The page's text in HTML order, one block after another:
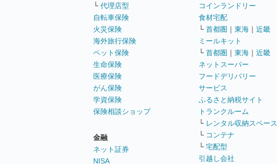
└ 代理店型
自転車保険
火災保険
海外旅行保険
ペット保険
生命保険
医療保険
がん保険
学資保険
保険相談ショップ
金融
ネット証券
NISA
コインランドリー
食材宅配
└ 首都圏 ｜ 東海 ｜ 近畿
ミールキット
└ 首都圏 ｜ 東海 ｜ 近畿
ネットスーパー
フードデリバリー
サービス
ふるさと納税サイト
トランクルーム
└ レンタル収納スペース
└ コンテナ
└ 宅配型
引越し会社